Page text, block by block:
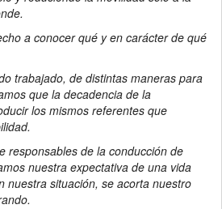
a conocer qué y en carácter de qué
trabajado, de distintas maneras para
que la decadencia de la
los mismos referentes que
responsables de la conducción de
nuestra expectativa de una vida
nuestra situación, se acorta nuestro